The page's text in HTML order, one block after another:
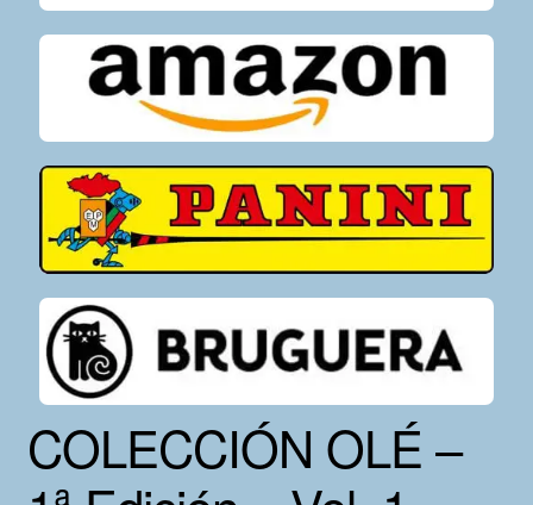
COLECCIÓN OLÉ –